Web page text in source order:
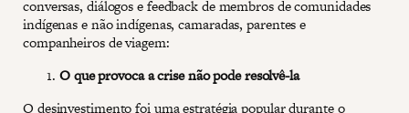
conversas, diálogos e feedback de membros de comunidades
indígenas e não indígenas, camaradas, parentes e
companheiros de viagem:
O que provoca a crise não pode resolvê-la
O desinvestimento foi uma estratégia popular durante o